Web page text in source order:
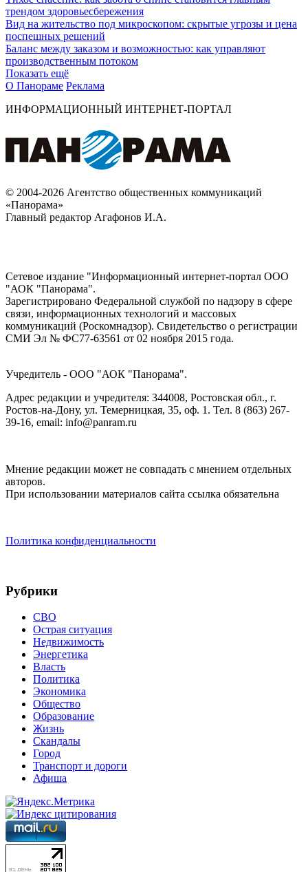
трендом здоровьесбережения
Вид на жительство под микроскопом: скрытые угрозы и цена
поспешных решений
Баланс между заказом и возможностью: как управляют
производственным потоком
Показать ещё
О Панораме Реклама
ИНФОРМАЦИОННЫЙ ИНТЕРНЕТ-ПОРТАЛ
© 2004-2026 Агентство общественных коммуникаций
«Панорама»
Главный редактор Агафонов И.А.
Сетевое издание "Информационный интернет-портал ООО
"АОК "Панорама".
Зарегистрировано Федеральной службой по надзору в сфере
связи, информационных технологий и массовых
коммуникаций (Роскомнадзор). Cвидетельство о регистрации
СМИ Эл № ФС77-63561 от 02 ноября 2015 года.
Учредитель - ООО "АОК "Панорама".
Адрес редакции и учредителя: 344008, Ростовская обл., г.
Ростов-на-Дону, ул. Темерницкая, 35, оф. 1. Тел. 8 (863) 267-
39-16, email: info@panram.ru
Мнение редакции может не совпадать с мнением отдельных
авторов.
При использовании материалов сайта ссылка обязательна
Политика конфиденциальности
Рубрики
СВО
Острая ситуация
Недвижимость
Энергетика
Власть
Политика
Экономика
Общество
Образование
Жизнь
Скандалы
Город
Транспорт и дороги
Афиша